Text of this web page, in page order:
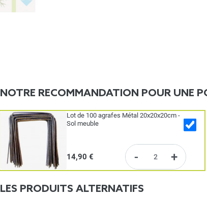
NOTRE RECOMMANDATION POUR UNE
Lot de 100 agrafes Métal 20x20x20cm -
Sol meuble
14,90 € - +
LES PRODUITS ALTERNATIFS